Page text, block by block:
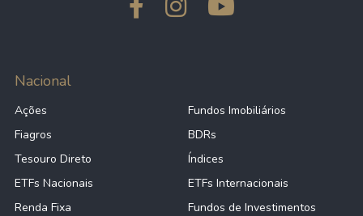
Nacional
Ações
Fundos Imobiliários
Fiagros
BDRs
Tesouro Direto
Índices
ETFs Nacionais
ETFs Internacionais
Renda Fixa
Fundos de Investimentos